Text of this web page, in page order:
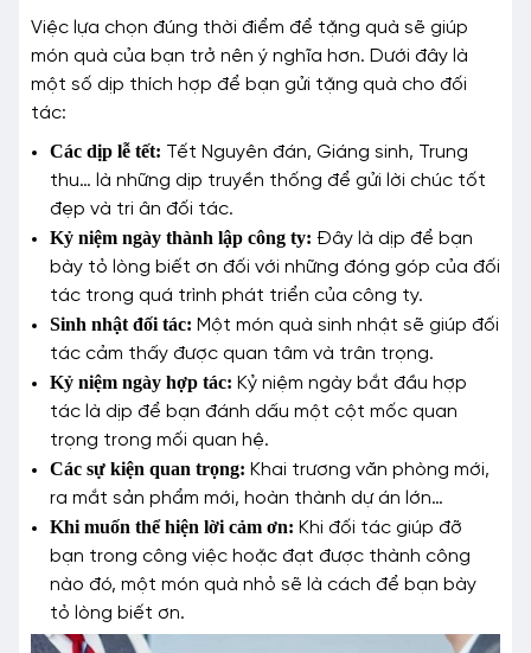
Việc lựa chọn đúng thời điểm để tặng quà sẽ giúp
món quà của bạn trở nên ý nghĩa hơn. Dưới đây là
một số dịp thích hợp để bạn gửi tặng quà cho đối
tác:
Các dịp lễ tết: Tết Nguyên đán, Giáng sinh, Trung
thu… là những dịp truyền thống để gửi lời chúc tốt
đẹp và tri ân đối tác.
Kỷ niệm ngày thành lập công ty: Đây là dịp để bạn
bày tỏ lòng biết ơn đối với những đóng góp của đối
tác trong quá trình phát triển của công ty.
Sinh nhật đối tác: Một món quà sinh nhật sẽ giúp đối
tác cảm thấy được quan tâm và trân trọng.
Kỷ niệm ngày hợp tác: Kỷ niệm ngày bắt đầu hợp
tác là dịp để bạn đánh dấu một cột mốc quan
trọng trong mối quan hệ.
Các sự kiện quan trọng: Khai trương văn phòng mới,
ra mắt sản phẩm mới, hoàn thành dự án lớn…
Khi muốn thể hiện lời cảm ơn: Khi đối tác giúp đỡ
bạn trong công việc hoặc đạt được thành công
nào đó, một món quà nhỏ sẽ là cách để bạn bày
tỏ lòng biết ơn.